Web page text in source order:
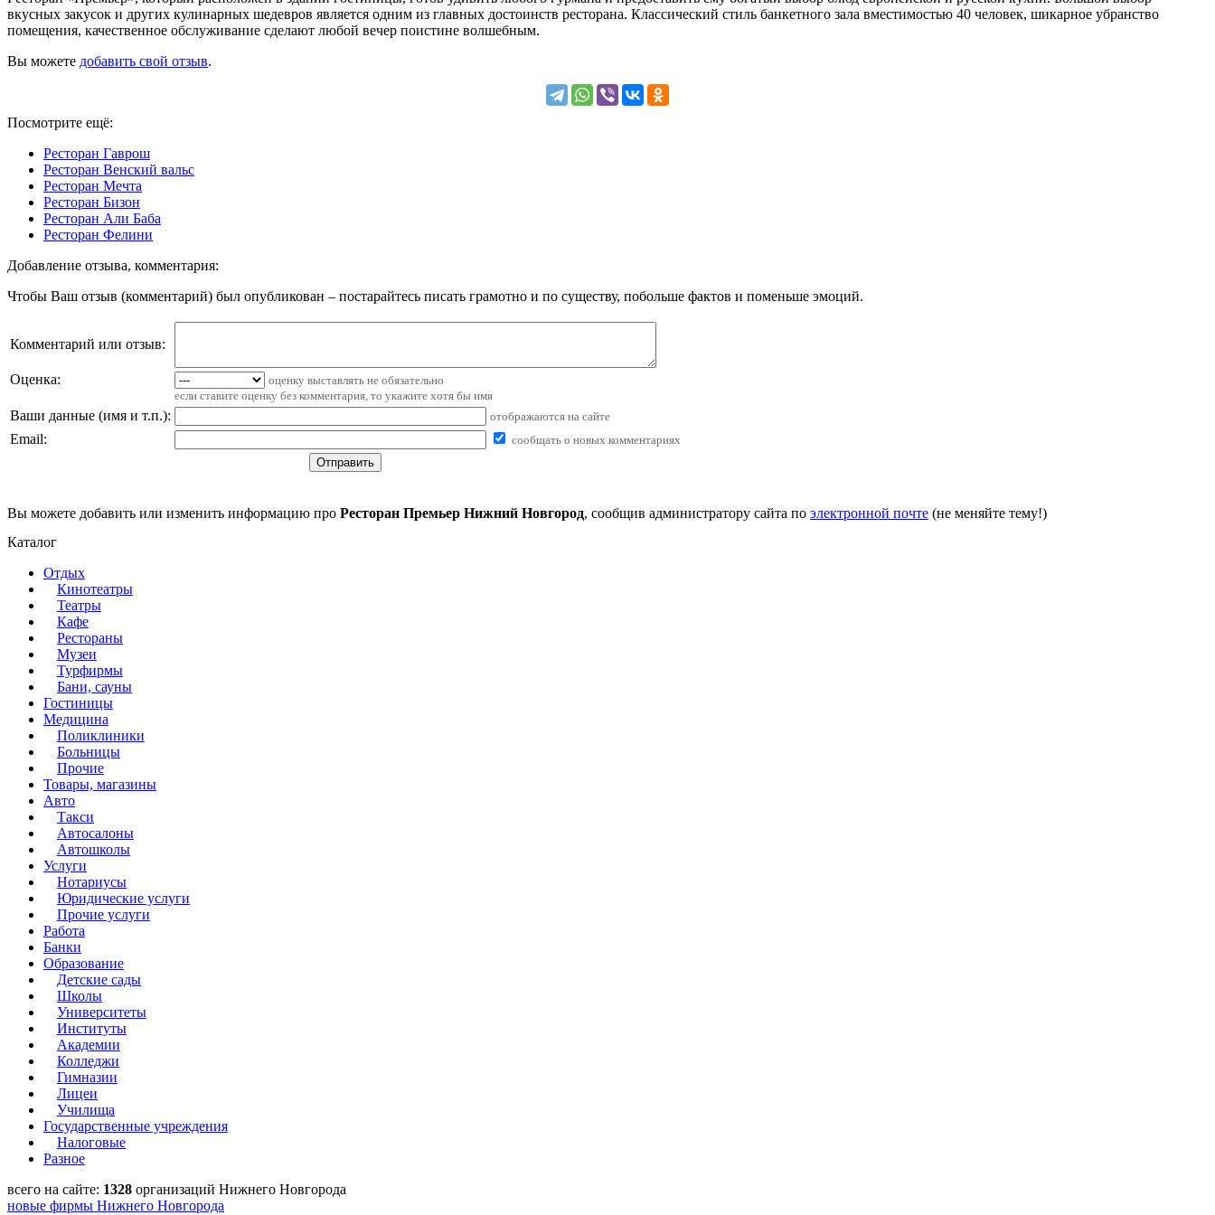
вкусных закусок и других кулинарных шедевров является одним из главных достоинств ресторана. Классический стиль банкетного зала вместимостью 40 человек, шикарное убранство
помещения, качественное обслуживание сделают любой вечер поистине волшебным.
Вы можете добавить свой отзыв.
Посмотрите ещё:
Ресторан Гаврош
Ресторан Венский вальс
Ресторан Мечта
Ресторан Бизон
Ресторан Али Баба
Ресторан Фелини
Добавление отзыва, комментария:
Чтобы Ваш отзыв (комментарий) был опубликован – постарайтесь писать грамотно и по существу, побольше фактов и поменьше эмоций.
Комментарий или отзыв:
Оценка:
оценку выставлять не обязательно
если ставите оценку без комментария, то укажите хотя бы имя
Ваши данные (имя и т.п.): отображаются на сайте
Email: сообщать о новых комментариях
Вы можете добавить или изменить информацию про Ресторан Премьер Нижний Новгород, сообщив администратору сайта по электронной почте (не меняйте тему!)
Каталог
Отдых
Кинотеатры
Театры
Кафе
Рестораны
Музеи
Турфирмы
Бани, сауны
Гостиницы
Медицина
Поликлиники
Больницы
Прочие
Товары, магазины
Авто
Такси
Автосалоны
Автошколы
Услуги
Нотариусы
Юридические услуги
Прочие услуги
Работа
Банки
Образование
Детские сады
Школы
Университеты
Институты
Академии
Колледжи
Гимназии
Лицеи
Училища
Государственные учреждения
Налоговые
Разное
всего на сайте: 1328 организаций Нижнего Новгорода
новые фирмы Нижнего Новгорода